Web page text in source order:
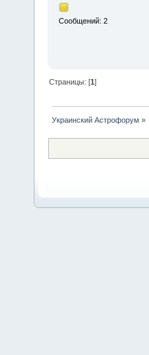
Сообщений: 2
Страницы: [1]
Украинский Астрофорум »